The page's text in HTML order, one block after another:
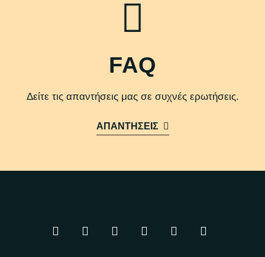
FAQ
Δείτε τις απαντήσεις μας σε συχνές ερωτήσεις.
ΑΠΑΝΤΗΣΕΙΣ